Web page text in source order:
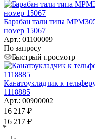
Барабан тали типа
номер 15067
Арт.: 01100009
По запросу
Быстрый просмотр
Канатоукладчик к
1118885
Арт.: 00900002
16 217 ₽
16 217 ₽
*